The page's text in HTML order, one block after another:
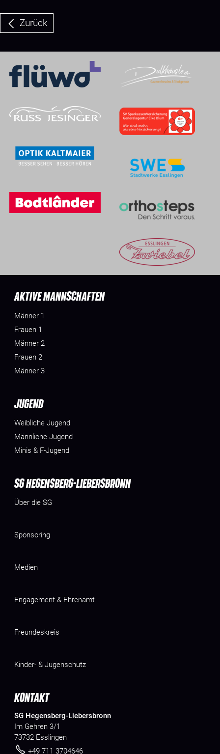
Zurück
AKTIVE MANNSCHAFTEN
Männer 1
Frauen 1
Männer 2
Frauen 2
Männer 3
JUGEND
Weibliche Jugend
Männliche Jugend
Minis & F-Jugend
SG HEGENSBERG-LIEBERSBRONN
Über die SG
Sponsoring
Medien
Engagement & Ehrenamt
Freundeskreis
Kinder- & Jugenschutz
KONTAKT
SG Hegensberg-Liebersbronn
Im Gehren 3/1
73732 Esslingen
+49 711 3704646